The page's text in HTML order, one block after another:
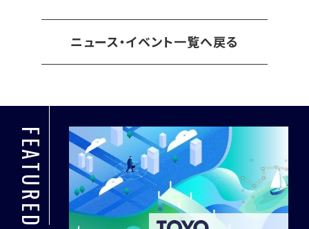
ニュース・イベント一覧へ戻る
FEATURED